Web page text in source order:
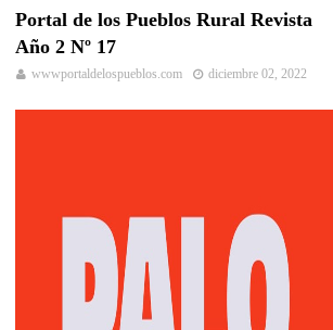
Portal de los Pueblos Rural Revista
Año 2 Nº 17
wwwportaldelospueblos.com diciembre 02, 2022